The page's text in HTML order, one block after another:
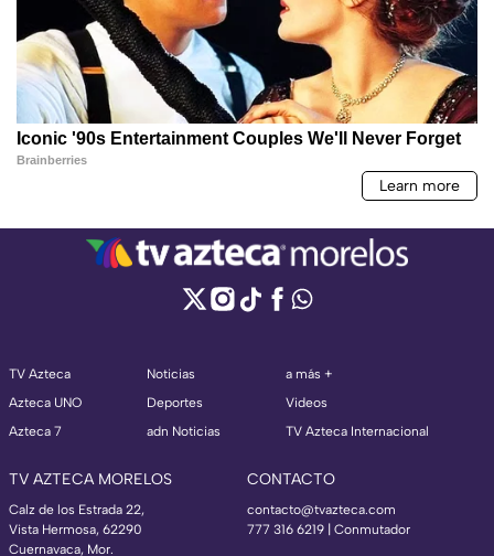
TV Azteca
Azteca UNO
Azteca 7
Noticias
Deportes
adn Noticias
a más +
Videos
TV Azteca Internacional
TV AZTECA MORELOS
Calz de los Estrada 22,
Vista Hermosa, 62290
Cuernavaca, Mor.
CONTACTO
contacto@tvazteca.com
777 316 6219 | Conmutador